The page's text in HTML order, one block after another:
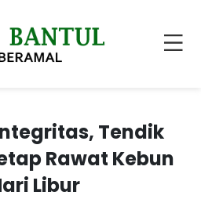
Tendik
Rawat Kebun
Libur